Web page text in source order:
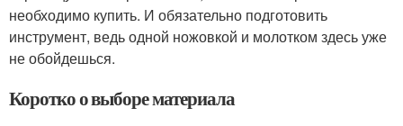
необходимо купить. И обязательно подготовить
инструмент, ведь одной ножовкой и молотком здесь уже
не обойдешься.
Коротко о выборе материала